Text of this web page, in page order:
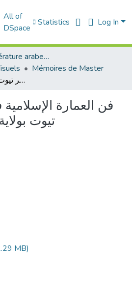
All of
DSpace
Statistics Log In
Faculté de littérature arabe et des arts
Mémoires de Master
فن العمارة الإسلامية في الجزائر قصر تيوت بولاية النعامة أنموذجا
فن العمارة
تيوت
MB)